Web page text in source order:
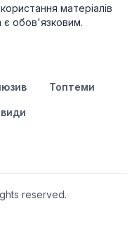
матеріалів
є обов'язковим.
Топтеми
види
reserved.